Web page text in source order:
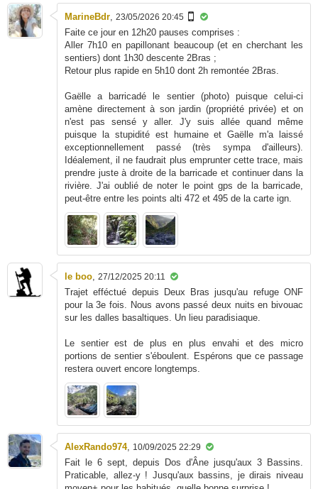
MarineBdr 23/05/2026 20:45
Faite ce jour en 12h20 pauses comprises :
Aller 7h10 en papillonant beaucoup (et en cherchant les
sentiers) dont 1h30 descente 2Bras ;
Retour plus rapide en 5h10 dont 2h remontée 2Bras.
Gaëlle a barricadé le sentier (photo) puisque celui-ci
amène directement à son jardin (propriété privée) et on
n'est pas sensé y aller. J'y suis allée quand même
puisque la stupidité est humaine et Gaëlle m'a laissé
exceptionnellement passé (très sympa d'ailleurs).
Idéalement, il ne faudrait plus emprunter cette trace, mais
prendre juste à droite de la barricade et continuer dans la
rivière. J'ai oublié de noter le point gps de la barricade,
peut-être entre les points alti 472 et 495 de la carte ign.
le boo 27/12/2025 20:11
Trajet efféctué depuis Deux Bras jusqu'au refuge ONF
pour la 3e fois. Nous avons passé deux nuits en bivouac
sur les dalles basaltiques. Un lieu paradisiaque.
Le sentier est de plus en plus envahi et des micro
portions de sentier s'éboulent. Espérons que ce passage
restera ouvert encore longtemps.
AlexRando974, 10/09/2025 22:29
Fait le 6 sept, depuis Dos d'Âne jusqu'aux 3 Bassins.
Praticable, allez-y ! Jusqu'aux bassins, je dirais niveau